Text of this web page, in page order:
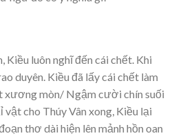
Kiều luôn nghĩ đến cái chết. Khi
duyên. Kiều đã lấy cái chết làm
xương mòn/ Ngậm cười chín suối
vật cho Thúy Vân xong, Kiều lại
thơ dài hiện lên mảnh hồn oan